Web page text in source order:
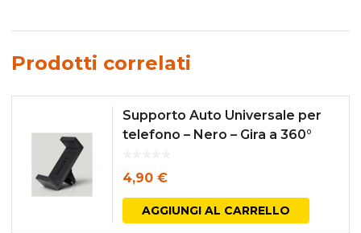
Prodotti correlati
Supporto Auto Universale per
telefono – Nero – Gira a 360°
4,90 €
AGGIUNGI AL CARRELLO